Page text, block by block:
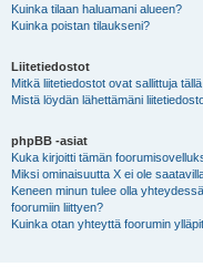
Kuinka tilaan haluamani alueen?
Kuinka poistan tilaukseni?
Liitetiedostot
Mitkä liitetiedostot ovat sallittuja
Mistä löydän lähettämäni
phpBB -asiat
Kuka kirjoitti tämän
Miksi ominaisuutta X ei ole
Keneen minun tulee olla
foorumiin liittyen?
Kuinka otan yhteyttä foorumin